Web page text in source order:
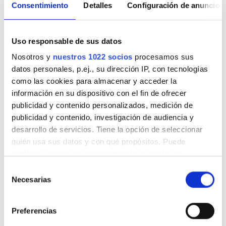
Consentimiento Detalles Configuración de anuncios
Uso responsable de sus datos
Nosotros y nuestros 1022 socios procesamos sus
datos personales, p.ej., su dirección IP, con tecnologías
como las cookies para almacenar y acceder la
información en su dispositivo con el fin de ofrecer
publicidad y contenido personalizados, medición de
publicidad y contenido, investigación de audiencia y
desarrollo de servicios. Tiene la opción de seleccionar
quién usa sus datos y con qué propósitos. Puede
el Menú de consentimiento.
Recopilar información sobre su ubicación
Necesarias
Preferencias
Buena
Cordialidad
Limpieza
Instalaciones
Experiencia general
7,8 bookdialysis.com traveller 16/03/2026